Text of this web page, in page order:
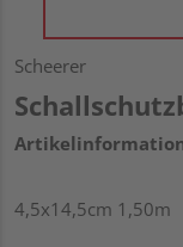
Scheerer
4,5x14,5cm 1,50m